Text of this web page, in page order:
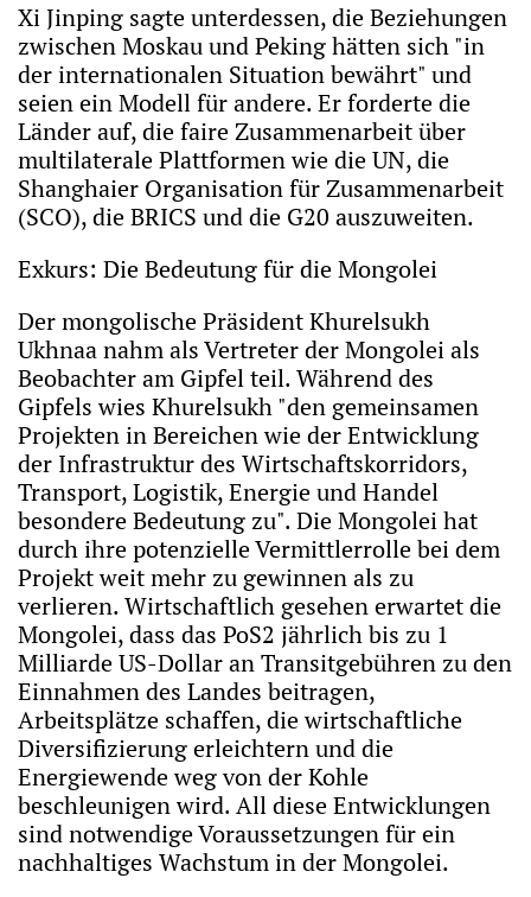
Xi Jinping sagte unterdessen, die Beziehungen
zwischen Moskau und Peking hätten sich "in
der internationalen Situation bewährt" und
seien ein Modell für andere. Er forderte die
Länder auf, die faire Zusammenarbeit über
multilaterale Plattformen wie die UN, die
Shanghaier Organisation für Zusammenarbeit
(SCO), die BRICS und die G20 auszuweiten.
Exkurs: Die Bedeutung für die Mongolei
Der mongolische Präsident Khurelsukh
Ukhnaa nahm als Vertreter der Mongolei als
Beobachter am Gipfel teil. Während des
Gipfels wies Khurelsukh "den gemeinsamen
Projekten in Bereichen wie der Entwicklung
der Infrastruktur des Wirtschaftskorridors,
Transport, Logistik, Energie und Handel
besondere Bedeutung zu". Die Mongolei hat
durch ihre potenzielle Vermittlerrolle bei dem
Projekt weit mehr zu gewinnen als zu
verlieren. Wirtschaftlich gesehen erwartet die
Mongolei, dass das PoS2 jährlich bis zu 1
Milliarde US-Dollar an Transitgebühren zu den
Einnahmen des Landes beitragen,
Arbeitsplätze schaffen, die wirtschaftliche
Diversifizierung erleichtern und die
Energiewende weg von der Kohle
beschleunigen wird. All diese Entwicklungen
sind notwendige Voraussetzungen für ein
nachhaltiges Wachstum in der Mongolei.